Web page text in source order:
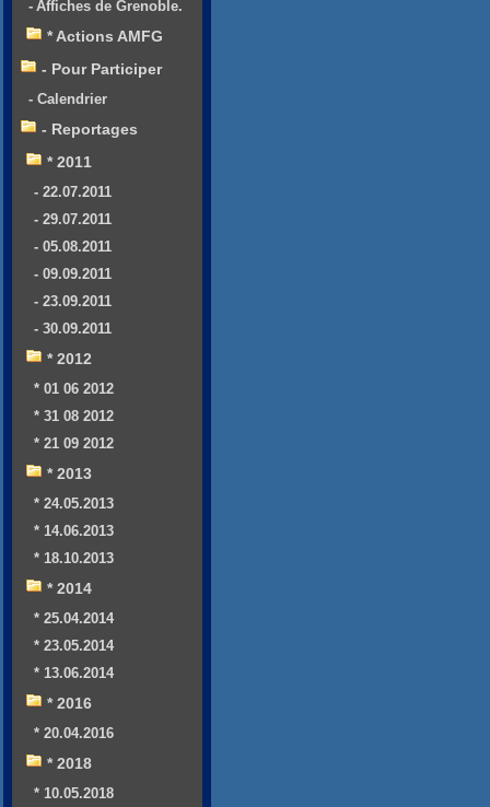
- Affiches de Grenoble.
* Actions AMFG
- Pour Participer
- Calendrier
- Reportages
* 2011
- 22.07.2011
- 29.07.2011
- 05.08.2011
- 09.09.2011
- 23.09.2011
- 30.09.2011
* 2012
* 01 06 2012
* 31 08 2012
* 21 09 2012
* 2013
* 24.05.2013
* 14.06.2013
* 18.10.2013
* 2014
* 25.04.2014
* 23.05.2014
* 13.06.2014
* 2016
* 20.04.2016
* 2018
* 10.05.2018